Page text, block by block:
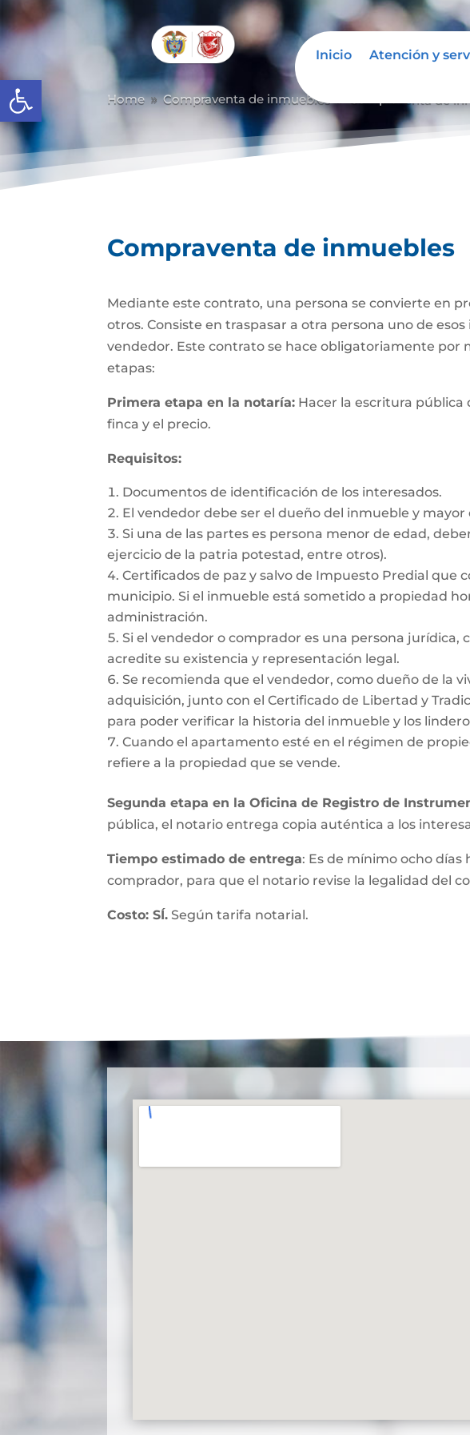
Abrir barra de herramientas
Inicio Atención y
Home 9 Compraventa de inmuebles
Compraventa de inmuebles
Mediante este contrato, una persona se convierte en
otros. Consiste en traspasar a otra persona uno de
vendedor. Este contrato se hace obligatoriamente
etapas:
Primera etapa en la notaría: Hacer la escritura pública
finca y el precio.
Requisitos:
Documentos de identificación de los interesados.
El vendedor debe ser el dueño del inmueble y
Si una de las partes es persona menor de edad,
ejercicio de la patria potestad, entre otros).
Certificados de paz y salvo de Impuesto Predial que
municipio. Si el inmueble está sometido a propiedad
administración.
Si el vendedor o comprador es una persona
acredite su existencia y representación legal.
Se recomienda que el vendedor, como dueño de la
adquisición, junto con el Certificado de Libertad y
para poder verificar la historia del inmueble y los
Cuando el apartamento esté en el régimen de
refiere a la propiedad que se vende.
Segunda etapa en la Oficina de Registro de
pública, el notario entrega copia auténtica a los
Tiempo estimado de entrega: Es de mínimo ocho
comprador, para que el notario revise la legalidad del
Costo: SÍ. Según tarifa notarial.